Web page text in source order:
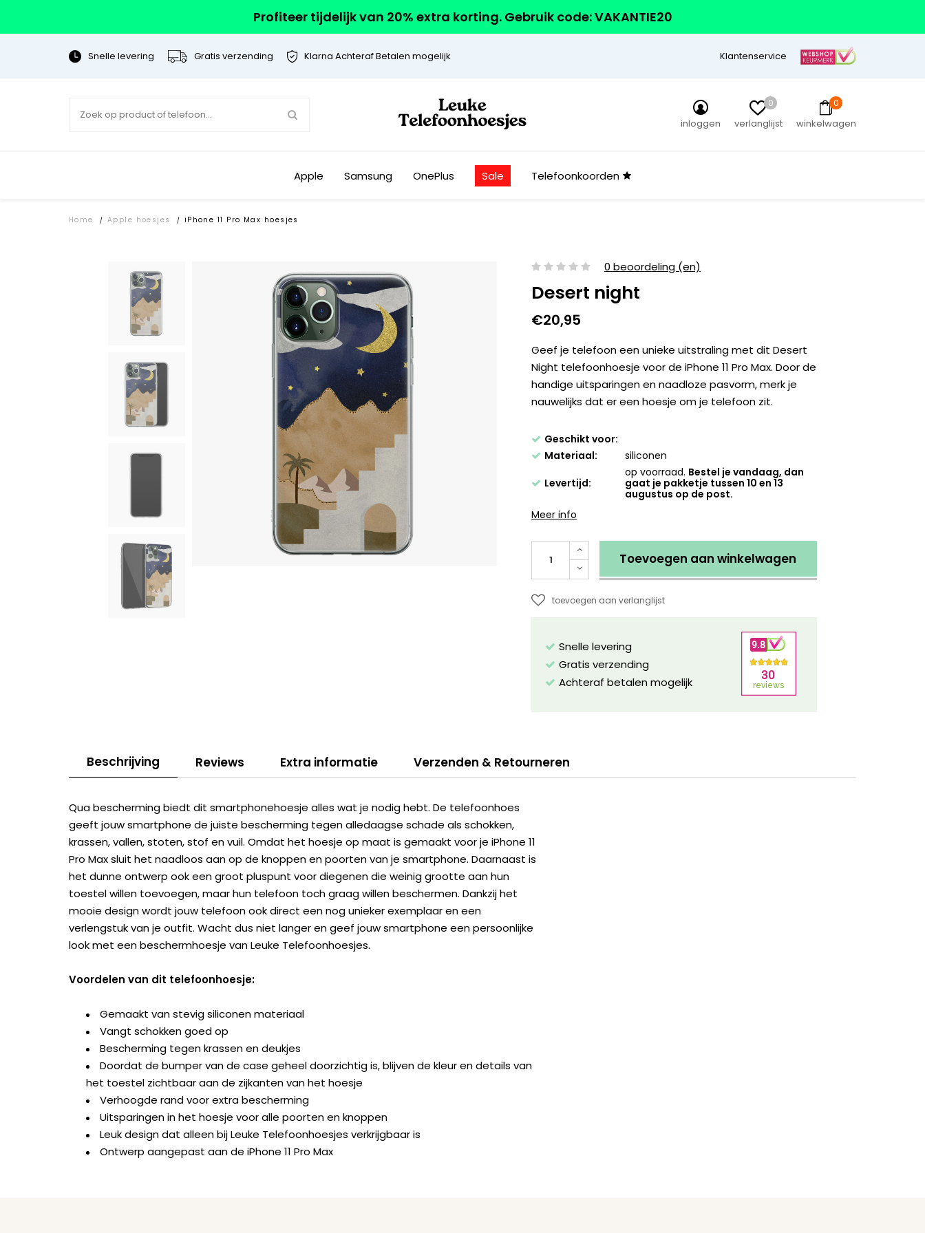
Profiteer tijdelijk van 20% extra korting. Gebruik code: VAKANTIE20
Snelle levering Gratis verzending Klarna Achteraf Betalen mogelijk Klantenservice
inloggen
0
verlanglijst
0
winkelwagen
Apple Samsung OnePlus Sale Telefoonkoorden
Home / Apple hoesjes / iPhone 11 Pro Max hoesjes
0 beoordeling (en)
Desert night
€20,95
Geef je telefoon een unieke uitstraling met dit Desert
Night telefoonhoesje voor de iPhone 11 Pro Max. Door de
handige uitsparingen en naadloze pasvorm, merk je
nauwelijks dat er een hoesje om je telefoon zit.
Geschikt voor:
Materiaal:
siliconen
Levertijd:
op voorraad. Bestel je vandaag, dan
gaat je pakketje tussen 10 en 13
augustus op de post.
Meer info
Toevoegen aan winkelwagen
toevoegen aan verlanglijst
Snelle levering
Gratis verzending
Achteraf betalen mogelijk
Beschrijving Reviews Extra informatie Verzenden & Retourneren
Qua bescherming biedt dit smartphonehoesje alles wat je nodig hebt. De telefoonhoes
geeft jouw smartphone de juiste bescherming tegen alledaagse schade als schokken,
krassen, vallen, stoten, stof en vuil. Omdat het hoesje op maat is gemaakt voor je iPhone 11
Pro Max sluit het naadloos aan op de knoppen en poorten van je smartphone. Daarnaast is
het dunne ontwerp ook een groot pluspunt voor diegenen die weinig grootte aan hun
toestel willen toevoegen, maar hun telefoon toch graag willen beschermen. Dankzij het
mooie design wordt jouw telefoon ook direct een nog unieker exemplaar en een
verlengstuk van je outfit. Wacht dus niet langer en geef jouw smartphone een persoonlijke
look met een beschermhoesje van Leuke Telefoonhoesjes.
Voordelen van dit telefoonhoesje:
Gemaakt van stevig siliconen materiaal
Vangt schokken goed op
Bescherming tegen krassen en deukjes
Doordat de bumper van de case geheel doorzichtig is, blijven de kleur en details van
het toestel zichtbaar aan de zijkanten van het hoesje
Verhoogde rand voor extra bescherming
Uitsparingen in het hoesje voor alle poorten en knoppen
Leuk design dat alleen bij Leuke Telefoonhoesjes verkrijgbaar is
Ontwerp aangepast aan de iPhone 11 Pro Max